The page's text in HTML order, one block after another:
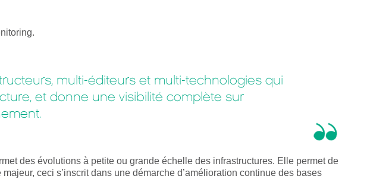
multi-éditeurs et multi-technologies qui
et donne une visibilité complète sur
des évolutions à petite ou grande échelle des infrastructures. Elle permet de
ceci s’inscrit dans une démarche d’amélioration continue des bases